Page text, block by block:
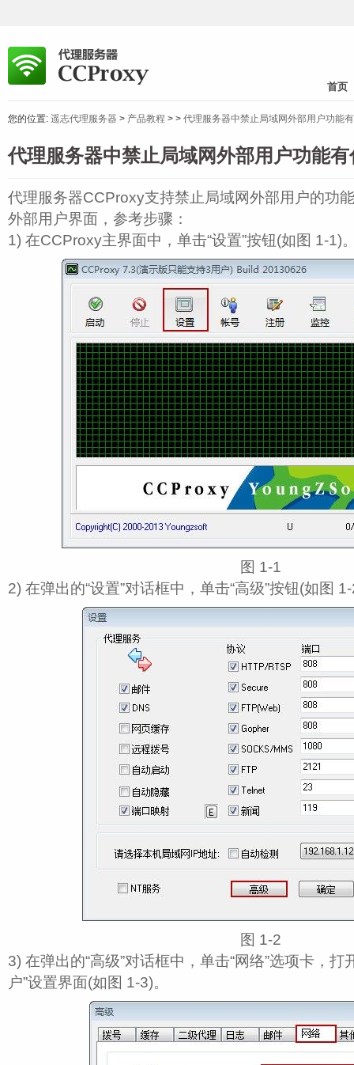
首页
您的位置: 遥志代理服务器 > 产品教程 > > 代理服务器中禁止局域网外部用户功能
代理服务器中禁止局域网外部用户功能
代理服务器CCProxy支持禁止局域网外部用户的功
外部用户界面，参考步骤：
1) 在CCProxy主界面中，单击“设置”按钮(如图 1‑1)
图 1‑1
2) 在弹出的“设置”对话框中，单击“高级”按钮(如图
图 1‑2
3) 在弹出的“高级”对话框中，单击“网络”选项卡，打
户”设置界面(如图 1‑3)。